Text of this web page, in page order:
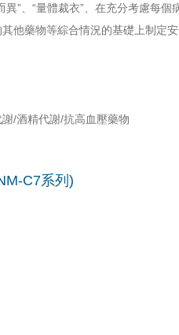
異”、“量體裁衣”、在充分考慮每
他藥物等綜合情況的基礎上制定
/酒精代謝/抗高血壓藥物
C7系列)